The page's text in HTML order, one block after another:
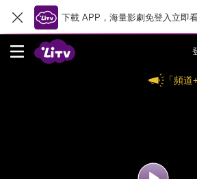
下載 APP，海量影劇免登入立即
「頻